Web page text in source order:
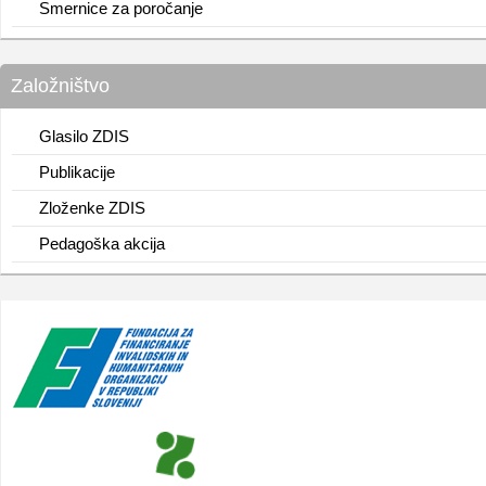
Smernice za poročanje
Založništvo
Glasilo ZDIS
Publikacije
Zloženke ZDIS
Pedagoška akcija